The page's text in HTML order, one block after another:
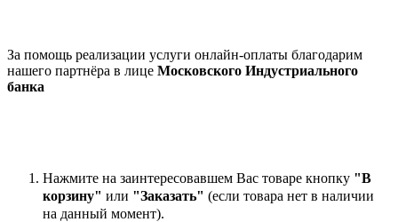
За помощь реализации услуги онлайн-оплаты благодарим
нашего партнёра в лице Московского Индустриального
банка
Нажмите на заинтересовавшем Вас товаре кнопку "В
корзину" или "Заказать" (если товара нет в наличии
на данный момент).